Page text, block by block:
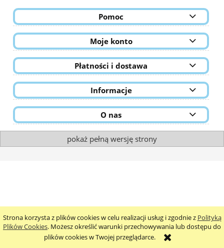
Strona korzysta z plików cookies w celu realizacji usług i zgodnie z Polityką
Plików Cookies. Możesz określić warunki przechowywania lub dostępu do
plików cookies w Twojej przeglądarce.
Pomoc
Moje konto
Płatności i dostawa
Informacje
O nas
pokaż pełną wersję strony